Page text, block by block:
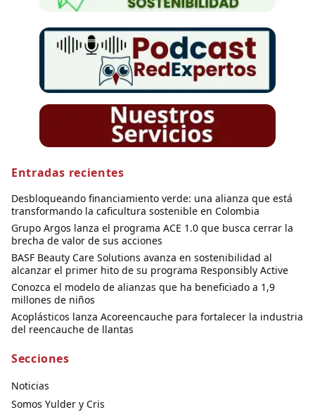
Entradas recientes
Desbloqueando financiamiento verde: una alianza que está
transformando la caficultura sostenible en Colombia
Grupo Argos lanza el programa ACE 1.0 que busca cerrar la
brecha de valor de sus acciones
BASF Beauty Care Solutions avanza en sostenibilidad al
alcanzar el primer hito de su programa Responsibly Active
Conozca el modelo de alianzas que ha beneficiado a 1,9
millones de niños
Acoplásticos lanza Acoreencauche para fortalecer la industria
del reencauche de llantas
Secciones
Noticias
Somos Yulder y Cris